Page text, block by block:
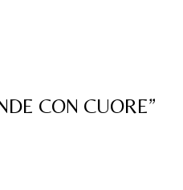
CON CUORE”